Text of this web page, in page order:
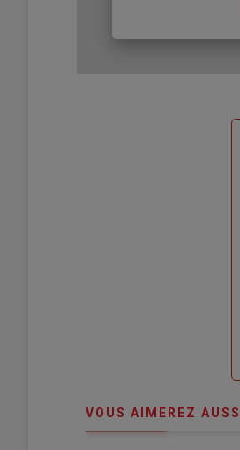
VOUS AIMEREZ AUSSI